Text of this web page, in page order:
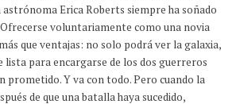
Erica Roberts siempre ha soñado
voluntariamente como una novia
que ventajas: no solo podrá ver la galaxia,
lista para encargarse de los dos guerreros
prometido. Y va con todo. Pero cuando la
de que una batalla haya sucedido,